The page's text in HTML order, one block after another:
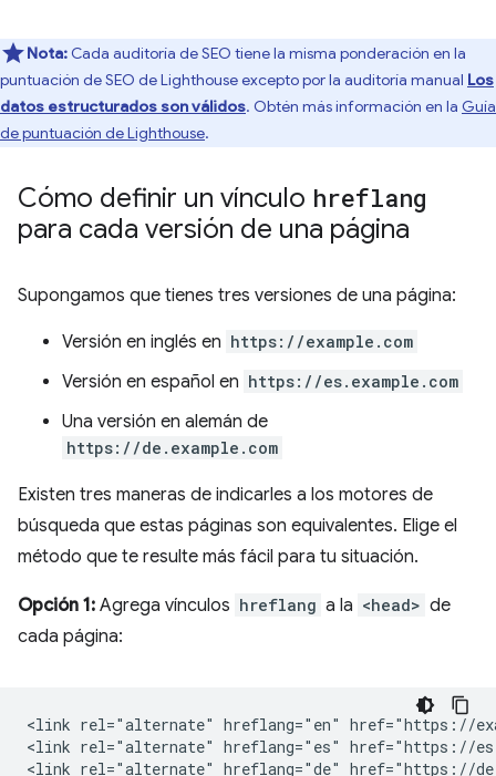
Nota: Cada auditoría de SEO tiene la misma ponderación en la
puntuación de SEO de Lighthouse excepto por la auditoría manual Los
datos estructurados son válidos. Obtén más información en la Guía
de puntuación de Lighthouse.
Cómo definir un vínculo hreflang
para cada versión de una página
Supongamos que tienes tres versiones de una página:
Versión en inglés en https://example.com
Versión en español en https://es.example.com
Una versión en alemán de
https://de.example.com
Existen tres maneras de indicarles a los motores de
búsqueda que estas páginas son equivalentes. Elige el
método que te resulte más fácil para tu situación.
Opción 1: Agrega vínculos hreflang a la <head> de
cada página:
<link rel="alternate" hreflang="en" href="https://
<link rel="alternate" hreflang="es" href="https://